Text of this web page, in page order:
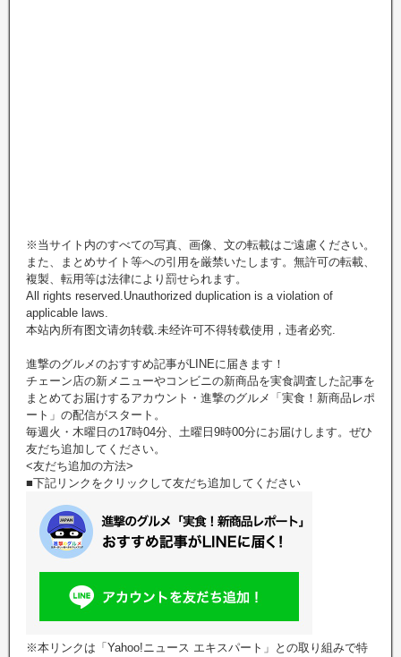
※当サイト内のすべての写真、画像、文の転載はご遠慮ください。
また、まとめサイト等への引用を厳禁いたします。無許可の転載、
複製、転用等は法律により罰せられます。
All rights reserved.Unauthorized duplication is a violation of
applicable laws.
本站內所有图文请勿转载.未经许可不得转载使用，违者必究.
進撃のグルメのおすすめ記事がLINEに届きます！
チェーン店の新メニューやコンビニの新商品を実食調査した記事を
まとめてお届けするアカウント・進撃のグルメ「実食！新商品レポ
ート」の配信がスタート。
毎週火・木曜日の17時04分、土曜日9時00分にお届けします。ぜひ
友だち追加してください。
<友だち追加の方法>
■下記リンクをクリックして友だち追加してください
※本リンクは「Yahoo!ニュース エキスパート」との取り組みで特